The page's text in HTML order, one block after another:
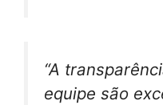
“A
equipe são